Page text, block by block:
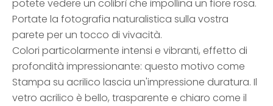
potete vedere un colibrì che impollina un fiore rosa.
Portate la fotografia naturalistica sulla vostra
parete per un tocco di vivacità.
Colori particolarmente intensi e vibranti, effetto di
profondità impressionante: questo motivo come
Stampa su acrilico lascia un'impressione duratura. Il
vetro acrilico è bello, trasparente e chiaro come il